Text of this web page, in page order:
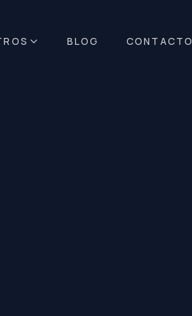
BLOG CONTACTO